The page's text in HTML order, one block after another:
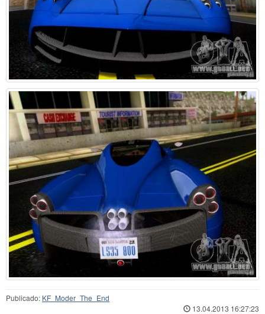
Publicado: KF_Moder_The_End
13.04.2013 16:27:23